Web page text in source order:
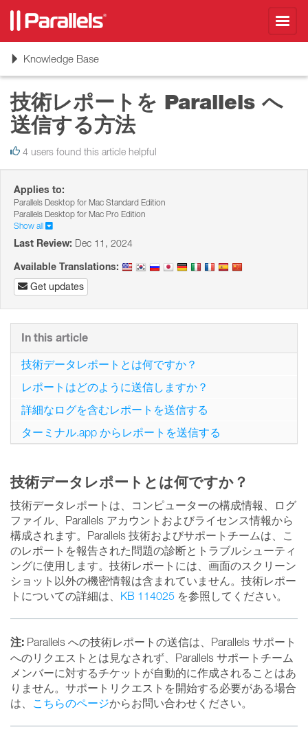
ToggleKnowledge Base
技術レポートを Parallels へ
送信する方法
4 users found this article helpful
Applies to:
Parallels Desktop for Mac Standard Edition
Parallels Desktop for Mac Pro Edition
Show all
Last Review: Dec 11, 2024
Available Translations:
Get updates
技術データレポートとは何ですか？
技術データレポートは、コンピューターの構成情報、ログ
ファイル、Parallels アカウントおよびライセンス情報から
構成されます。Parallels 技術およびサポートチームは、こ
のレポートを報告された問題の診断とトラブルシューティ
ングに使用します。技術レポートには、画面のスクリーン
ショット以外の機密情報は含まれていません。技術レポー
トについての詳細は、 KB 114025 を参照してください。
注: Parallels への技術レポートの送信は、Parallels サポート
へのリクエストとは見なされず、Parallels サポートチーム
メンバーに対するチケットが自動的に作成されることはあ
りません。サポートリクエストを開始する必要がある場合
は、
こちらのページからお問い合わせください。
In this article
技術データレポートとは何ですか？
レポートはどのように送信しますか？
詳細なログを含むレポートを送信する
ターミナル.app からレポートを送信する